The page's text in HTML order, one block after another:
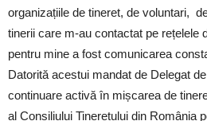
organizațiile de tineret, de voluntari,
tinerii care m-au contactat pe rețelele
pentru mine a fost comunicarea
Datorită acestui mandat de Delegat
continuare activă în mișcarea de
al Consiliului Tineretului din România